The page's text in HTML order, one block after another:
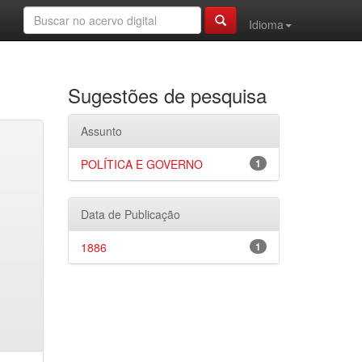
Idioma
Sugestões de pesquisa
Assunto
1
POLÍTICA E GOVERNO
Data de Publicação
1
1886